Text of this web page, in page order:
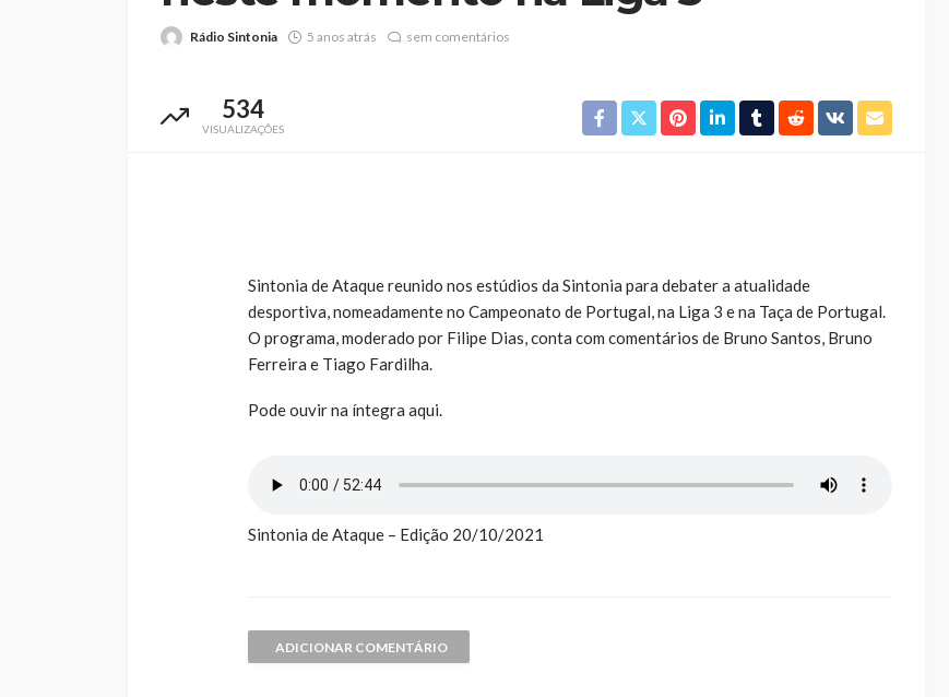
Rádio Sintonia 5 anos atrás sem comentários
534
VISUALIZAÇÕES
Sintonia de Ataque reunido nos estúdios da Sintonia para debater a atualidade
desportiva, nomeadamente no Campeonato de Portugal, na Liga 3 e na Taça de Portugal.
O programa, moderado por Filipe Dias, conta com comentários de Bruno Santos, Bruno
Ferreira e Tiago Fardilha.
Pode ouvir na íntegra aqui.
Sintonia de Ataque – Edição 20/10/2021
ADICIONAR COMENTÁRIO
Jorge Palma, Linda Martini e
Olga Roriz entre os